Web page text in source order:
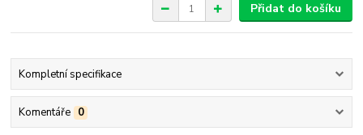
Přidat do košíku
Kompletní specifikace
Komentáře 0